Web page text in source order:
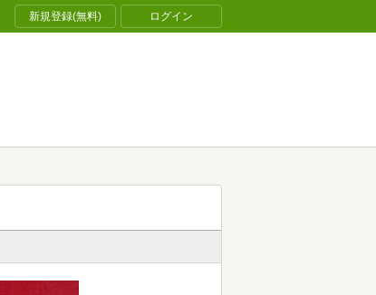
新規登録(無料) ログイン